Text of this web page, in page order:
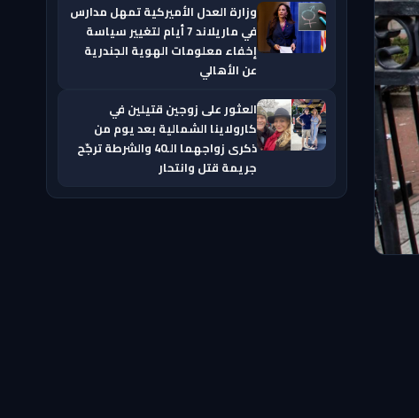
وزارة العدل الأميركية تمهل مدارس
في ماريلاند 7 أيام لتغيير سياسة
إخفاء معلومات الهوية الجندرية
عن الأهالي
العثور على زوجين قتيلين في
كارولاينا الشمالية بعد يوم من
ذكرى زواجهما الـ40 والشرطة ترجّح
جريمة قتل وانتحار